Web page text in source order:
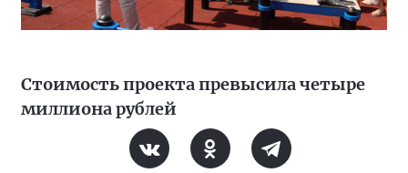
Стоимость проекта превысила четыре
миллиона рублей